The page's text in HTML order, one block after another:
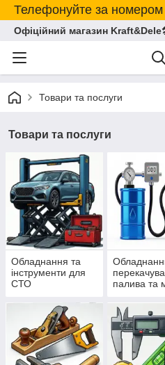
Телефонуйте за
Офіційний магазин
Товари та послуги
Товари та послуги
Обладнання та
інструменти для
СТО
палива та